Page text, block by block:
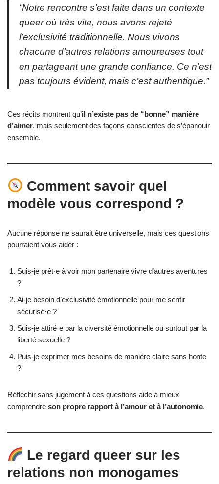
“Notre rencontre s’est faite dans un contexte
queer où très vite, nous avons rejeté
l’exclusivité traditionnelle. Nous vivons
chacune d’autres relations amoureuses tout
en partageant une grande confiance. Ce n’est
pas toujours évident, mais c’est authentique.”
Ces récits montrent qu’il n’existe pas de “bonne” manière
d’aimer, mais seulement des façons conscientes de s’épanouir
ensemble.
Comment savoir quel
modèle vous correspond ?
Aucune réponse ne saurait être universelle, mais ces questions
pourraient vous aider :
Suis-je prêt·e à voir mon partenaire vivre d’autres aventures
?
Ai-je besoin d’exclusivité émotionnelle pour me sentir
sécurisé·e ?
Suis-je attiré·e par la diversité émotionnelle ou surtout par la
liberté sexuelle ?
Puis-je exprimer mes besoins de manière claire sans honte
?
Réfléchir sans jugement à ces questions aide à mieux
comprendre son propre rapport à l’amour et à l’autonomie.
Le regard queer sur les
relations non monogames